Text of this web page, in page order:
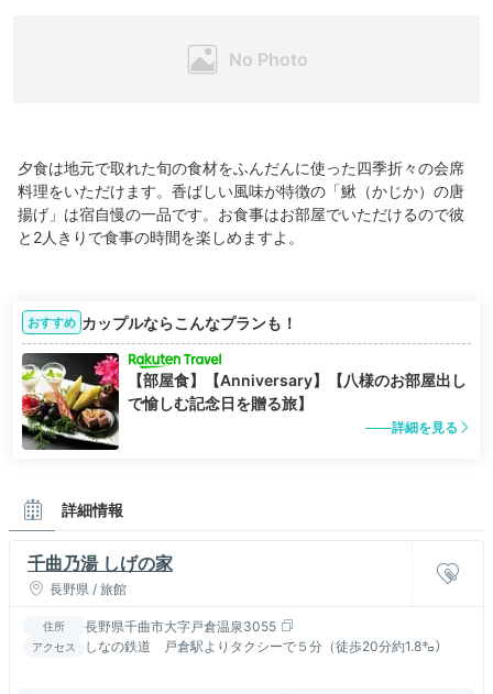
夕食は地元で取れた旬の食材をふんだんに使った四季折々の会席
料理をいただけます。香ばしい風味が特徴の「鰍（かじか）の唐
揚げ」は宿自慢の一品です。お食事はお部屋でいただけるので彼
と2人きりで食事の時間を楽しめますよ。
おすすめ カップルならこんなプランも！
【部屋食】【Anniversary】【八様のお部屋出し
で愉しむ記念日を贈る旅】
詳細を見る
詳細情報
千曲乃湯 しげの家
長野県 / 旅館
住所 長野県千曲市大字戸倉温泉3055
アクセス しなの鉄道 戸倉駅よりタクシーで５分（徒歩20分約1.8㌔）